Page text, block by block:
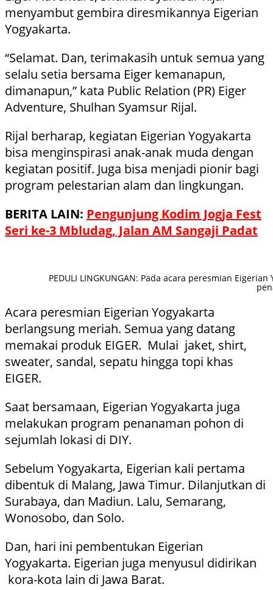
menyambut gembira diresmikannya Eigerian
Yogyakarta.
“Selamat. Dan, terimakasih untuk semua yang
selalu setia bersama Eiger kemanapun,
dimanapun,” kata Public Relation (PR) Eiger
Adventure, Shulhan Syamsur Rijal.
Rijal berharap, kegiatan Eigerian Yogyakarta
bisa menginspirasi anak-anak muda dengan
kegiatan positif. Juga bisa menjadi pionir bagi
program pelestarian alam dan lingkungan.
BERITA LAIN: Pengunjung Kodim Jogja Fest
Seri ke-3 Mbludag, Jalan AM Sangaji Padat
PEDULI LINGKUNGAN: Pada acara peresmian
Acara peresmian Eigerian Yogyakarta
berlangsung meriah. Semua yang datang
memakai produk EIGER. Mulai jaket, shirt,
sweater, sandal, sepatu hingga topi khas
EIGER.
Saat bersamaan, Eigerian Yogyakarta juga
melakukan program penanaman pohon di
sejumlah lokasi di DIY.
Sebelum Yogyakarta, Eigerian kali pertama
dibentuk di Malang, Jawa Timur. Dilanjutkan di
Surabaya, dan Madiun. Lalu, Semarang,
Wonosobo, dan Solo.
Dan, hari ini pembentukan Eigerian
Yogyakarta. Eigerian juga menyusul didirikan
kora-kota lain di Jawa Barat.